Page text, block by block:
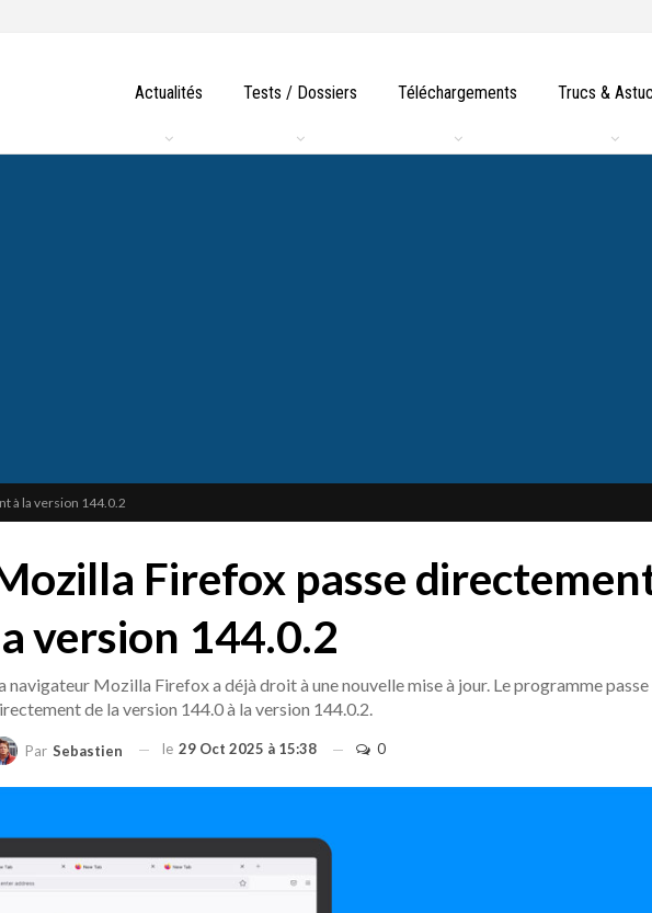
Actualités Tests / Dossiers Téléchargements Trucs &
à la version 144.0.2
Firefox passe
version 144.0.2
navigateur Mozilla Firefox a déjà droit à une nouvelle mise à jour. Le programme passe
de la version 144.0 à la version 144.0.2.
Par Sebastien le 29 Oct 2025 à 15:38 0